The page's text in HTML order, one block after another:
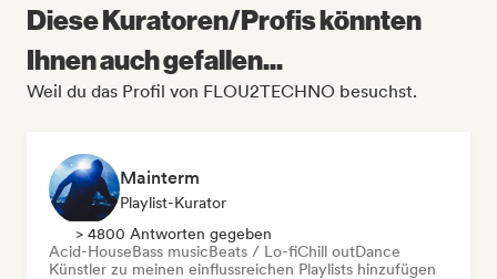
Diese Kuratoren/Profis könnten
Ihnen auch gefallen...
Weil du das Profil von FLOU2TECHNO besuchst.
Mainterm
Playlist-Kurator
> 4800 Antworten gegeben
Acid-HouseBass musicBeats / Lo-fiChill outDance
Künstler zu meinen einflussreichen Playlists hinzufügen